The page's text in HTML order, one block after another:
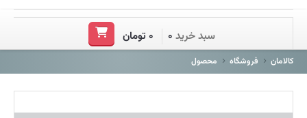
فروشگاه
باشگاه مشتریان
سبد خرید ۰ ۰ تومان
کالامان فروشگاه محصول